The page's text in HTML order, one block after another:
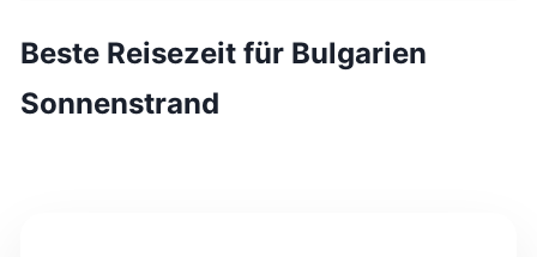
Beste Reisezeit für Bulgarien
Sonnenstrand